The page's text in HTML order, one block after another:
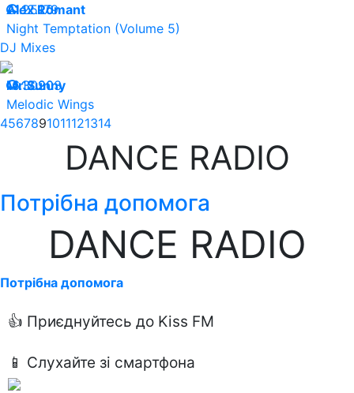
21.12.20
25179
Alex Romant
Night Temptation (Volume 5)
DJ Mixes
16.12.20
30903
Mr.Sunny
Melodic Wings
4567891011121314
DANCE RADIO
Потрібна допомога
DANCE RADIO
Потрібна допомога
👍 Приєднуйтесь до Kiss FM
📱 Слухайте зі смартфона